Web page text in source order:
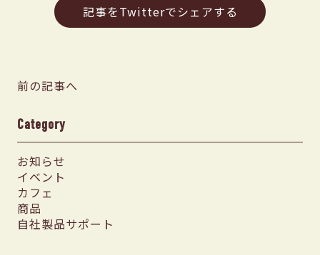
記事をTwitterでシェアする
前の記事へ
Category
お知らせ
イベント
カフェ
商品
自社製品サポート